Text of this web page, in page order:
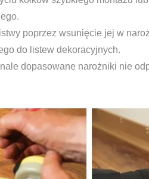
poprzez wsunięcie jej w
do listew dekoracyjnych.
dopasowane narożniki nie